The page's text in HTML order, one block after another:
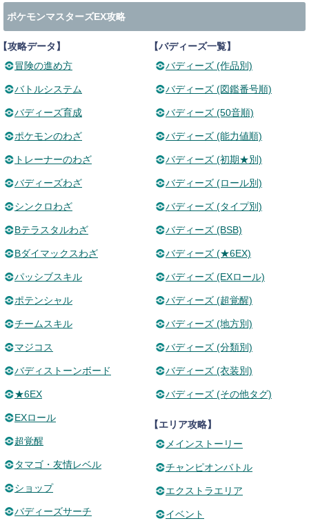
ポケモンマスターズEX攻略
攻略データ】
冒険の進め方
バトルシステム
バディーズ育成
ポケモンのわざ
トレーナーのわざ
バディーズわざ
シンクロわざ
Bテラスタルわざ
Bダイマックスわざ
パッシブスキル
ポテンシャル
チームスキル
マジコス
バディストーンボード
★6EX
EXロール
超覚醒
タマゴ・友情レベル
ショップ
バディーズサーチ
【バディーズ一覧】
バディーズ (作品別)
バディーズ (図鑑番号順)
バディーズ (50音順)
バディーズ (能力値順)
バディーズ (初期★別)
バディーズ (ロール別)
バディーズ (タイプ別)
バディーズ (BSB)
バディーズ (★6EX)
バディーズ (EXロール)
バディーズ (超覚醒)
バディーズ (地方別)
バディーズ (分類別)
バディーズ (衣装別)
バディーズ (その他タグ)
【エリア攻略】
メインストーリー
チャンピオンバトル
エクストラエリア
イベント